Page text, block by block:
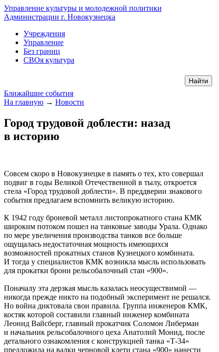
Управление культуры и молодежной политики
Администрации г. Новокузнецка
Учреждения
Управление
Без границ
СВОя культура
Ближайшие события
На главную → Новости
Город трудовой доблести: назад
в историю
Совсем скоро в Новокузнецке в память о тех, кто совершал
подвиг в годы Великой Отечественной в тылу, откроется
стела «Город трудовой доблести». В преддверии знакового
события предлагаем вспомнить великую историю.
К 1942 году броневой металл листопрокатного стана КМК
широким потоком пошел на танковые заводы Урала. Однако
по мере увеличения производства танков все больше
ощущалась недостаточная мощность имеющихся
возможностей прокатных станов Кузнецкого комбината.
И тогда у специалистов КМК возникла мысль использовать
для прокатки брони рельсобалочный стан «900».
Поначалу эта дерзкая мысль казалась неосуществимой —
никогда прежде никто на подобный эксперимент не решался.
Но война диктовала свои правила. Группа инженеров КМК,
костяк которой составили главный инженер комбината
Леонид Вайсберг, главный прокатчик Соломон Либерман
и начальник рельсобалочного цеха Анатолий Монид, после
детального ознакомления с конструкцией танка «Т-34»
предложила на валки черновой клети стана «900» нанести